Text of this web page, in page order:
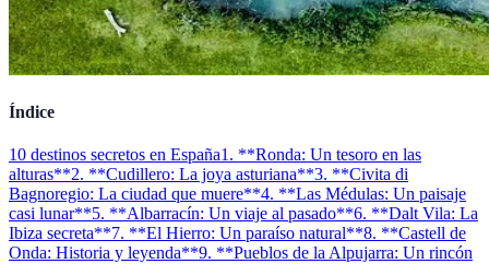
Índice
10 destinos secretos en España1. **Ronda: Un tesoro en las
alturas**2. **Cudillero: La joya asturiana**3. **Civita di
Bagnoregio: La ciudad que muere**4. **Las Médulas: Un paisaje
casi lunar**5. **Albarracín: Un viaje al pasado**6. **Dalt Vila: La
Ibiza secreta**7. **El Hierro: Un paraíso natural**8. **Castell de
Onda: Historia y leyenda**9. **Pueblos de la Alpujarra: Un rincón